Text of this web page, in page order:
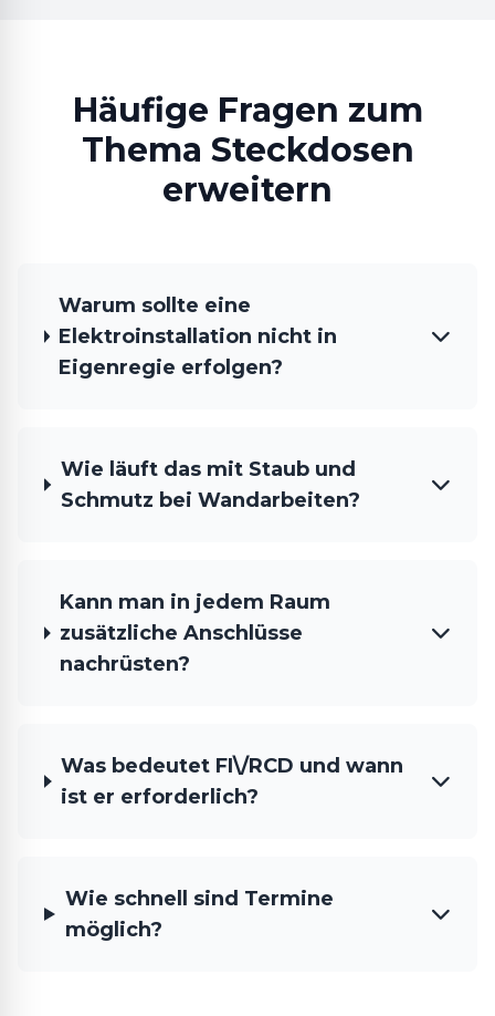
Häufige Fragen zum
Thema Steckdosen
erweitern
Warum sollte eine
Elektroinstallation nicht in
Eigenregie erfolgen?
Wie läuft das mit Staub und
Schmutz bei Wandarbeiten?
Kann man in jedem Raum
zusätzliche Anschlüsse
nachrüsten?
Was bedeutet FI\/RCD und wann
ist er erforderlich?
Wie schnell sind Termine
möglich?